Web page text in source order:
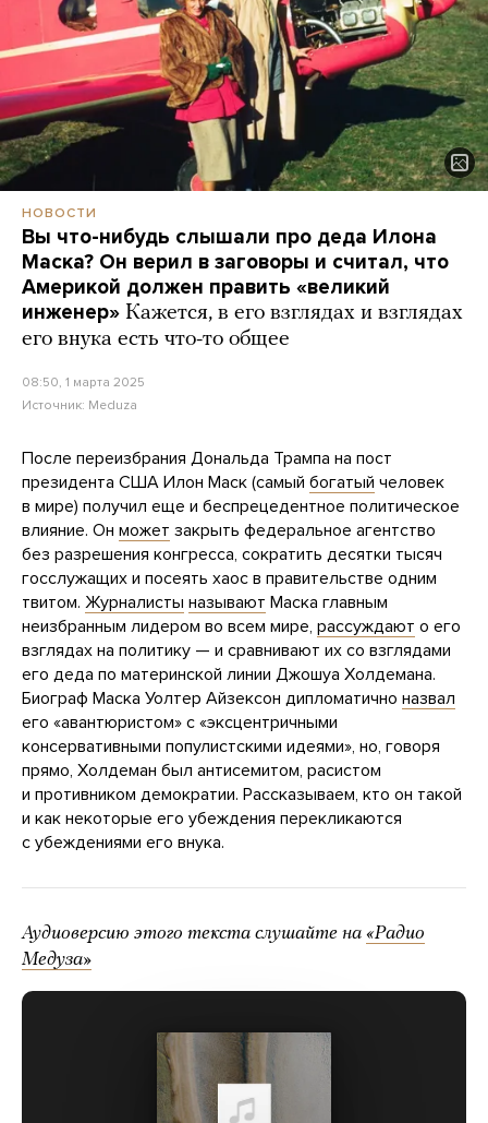
НОВОСТИ
Вы что-нибудь слышали про деда Илона
Маска? Он верил в заговоры и считал, что
Америкой должен править «великий
инженер» Кажется, в его взглядах и взглядах
его внука есть что-то общее
08:50, 1 марта 2025
Источник: Meduza
После переизбрания Дональда Трампа на пост
президента США Илон Маск (самый богатый человек
в мире) получил еще и беспрецедентное политическое
влияние. Он может закрыть федеральное агентство
без разрешения конгресса, сократить десятки тысяч
госслужащих и посеять хаос в правительстве одним
твитом. Журналисты называют Маска главным
неизбранным лидером во всем мире, рассуждают о его
взглядах на политику — и сравнивают их со взглядами
его деда по материнской линии Джошуа Холдемана.
Биограф Маска Уолтер Айзексон дипломатично назвал
его «авантюристом» c «эксцентричными
консервативными популистскими идеями», но, говоря
прямо, Холдеман был антисемитом, расистом
и противником демократии. Рассказываем, кто он такой
и как некоторые его убеждения перекликаются
с убеждениями его внука.
Аудиоверсию этого текста слушайте на «Радио
Медуза»